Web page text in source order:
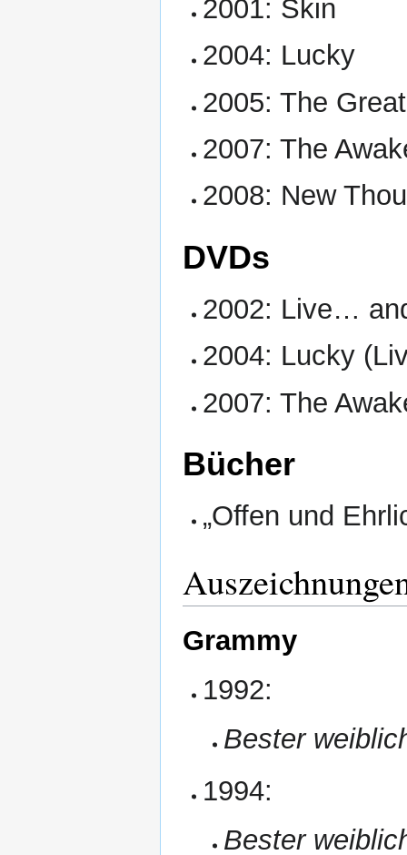
2001: Skin
2004: Lucky
2005: The
2007: The
2008: New
DVDs
2002: Live…
2004: Lucky
2007: The
Bücher
„Offen und
Grammy
1992:
Bester
1994:
Bester